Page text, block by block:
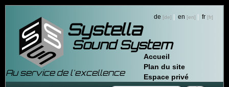
Systella
Au service de l'excellence
Sound System
de | en | fr
Accueil
Plan du site
Espace privé